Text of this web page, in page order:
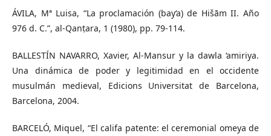
ÁVILA, Mª Luisa, “La proclamación (bay‘a) de Hišām II. Año
976 d. C.”, al-Qanṭara, 1 (1980), pp. 79-114.
BALLESTÍN NAVARRO, Xavier, Al-Mansur y la dawla ‘amiriya.
Una dinámica de poder y legitimidad en el occidente
musulmán medieval, Edicions Universitat de Barcelona,
Barcelona, 2004.
BARCELÓ, Miquel, “El califa patente: el ceremonial omeya de